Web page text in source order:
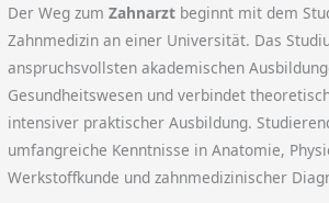
Der Weg zumZahnarzt beginnt mit dem
Zahnmedizin an einer Universität. Das
anspruchsvollsten akademischen
Gesundheitswesen und verbindet
intensiver praktischer Ausbildung.
umfangreiche Kenntnisse in Anatomie,
Werkstoffkunde und zahnmedizinischer